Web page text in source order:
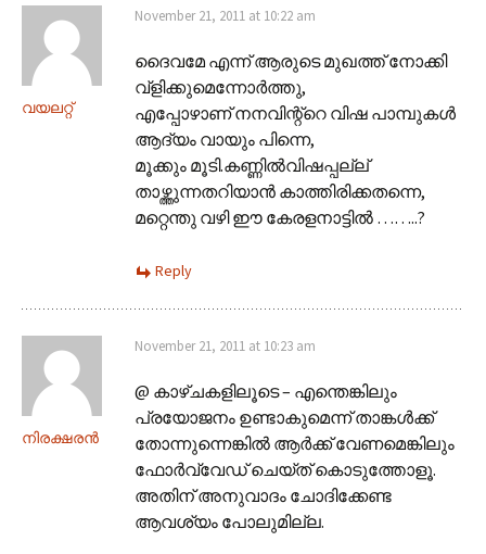
വയലറ്റ്
November 21, 2011 at 10:22 am
ദൈവമേ എന്ന് ആരുടെ മുഖത്ത് നോക്കി
വ്ളിക്കുമെന്നോര്‍ത്തു,
എപ്പോഴാണ് നനവിന്റ്റെ വിഷ പാമ്പുകള്‍
ആദ്യം വായും പിന്നെ,
മൂക്കും മൂടി.കണ്ണില്‍വിഷപ്പല്ല്
താഴ്ത്തുന്നതറിയാന്‍ കാത്തിരിക്കതന്നെ,
മറ്റെന്തു വഴി ഈ കേരളനാട്ടില്‍ ……..?
Reply
നിരക്ഷരൻ
November 21, 2011 at 10:23 am
@ കാഴ്ചകളിലൂടെ – എന്തെങ്കിലും
പ്രയോജനം ഉണ്ടാകുമെന്ന് താങ്കൾക്ക്
തോന്നുന്നെങ്കിൽ ആർക്ക് വേണമെങ്കിലും
ഫോർവ്വേഡ് ചെയ്ത് കൊടുത്തോളൂ.
അതിന് അനുവാദം ചോദിക്കേണ്ട
ആവശ്യം പോലുമില്ല.